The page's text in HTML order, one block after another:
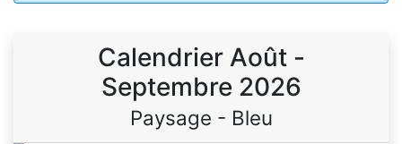
Calendrier Août -
Septembre 2026
Paysage - Bleu